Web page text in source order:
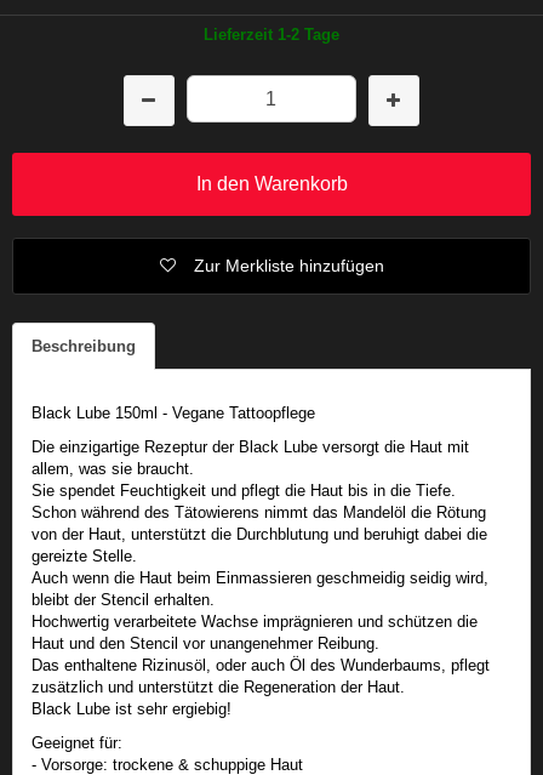
Lieferzeit 1-2 Tage
In den Warenkorb
Zur Merkliste hinzufügen
Beschreibung
Black Lube 150ml - Vegane Tattoopflege
Die einzigartige Rezeptur der Black Lube versorgt die Haut mit
allem, was sie braucht.
Sie spendet Feuchtigkeit und pflegt die Haut bis in die Tiefe.
Schon während des Tätowierens nimmt das Mandelöl die Rötung
von der Haut, unterstützt die Durchblutung und beruhigt dabei die
gereizte Stelle.
Auch wenn die Haut beim Einmassieren geschmeidig seidig wird,
bleibt der Stencil erhalten.
Hochwertig verarbeitete Wachse imprägnieren und schützen die
Haut und den Stencil vor unangenehmer Reibung.
Das enthaltene Rizinusöl, oder auch Öl des Wunderbaums, pflegt
zusätzlich und unterstützt die Regeneration der Haut.
Black Lube ist sehr ergiebig!
Geeignet für:
- Vorsorge: trockene & schuppige Haut